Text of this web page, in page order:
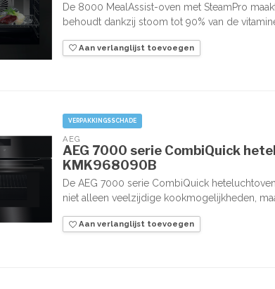
De 8000 MealAssist-oven met SteamPro
behoudt dankzij stoom tot 90% van de
Aan verlanglijst toevoegen
VERPAKKINGSSCHADE
AEG
AEG 7000 serie CombiQuick
KMK968090B
De AEG 7000 serie CombiQuick
niet alleen veelzijdige kookmogelijkheden,
Aan verlanglijst toevoegen